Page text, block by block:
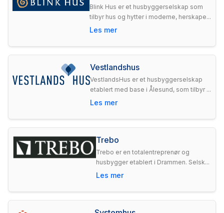
Blink Hus er et husbyggerselskap som
tilbyr hus og hytter i moderne, herskape...
Les mer
Vestlandshus
VestlandsHus er et husbyggerselskap
etablert med base i Ålesund, som tilbyr ...
Les mer
Trebo
Trebo er en totalentreprenør og
husbygger etablert i Drammen. Selsk...
Les mer